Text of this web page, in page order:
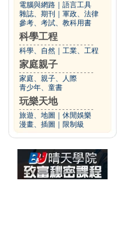
電腦與網路
語言工具
雜誌、期刊
軍政、法律
參考、考試、教科用書
科學工程
科學、自然 工業、工程
家庭親子
家庭、親子、人際
青少年、童書
玩樂天地
旅遊、地圖
休閒娛樂
漫畫、插圖
限制級